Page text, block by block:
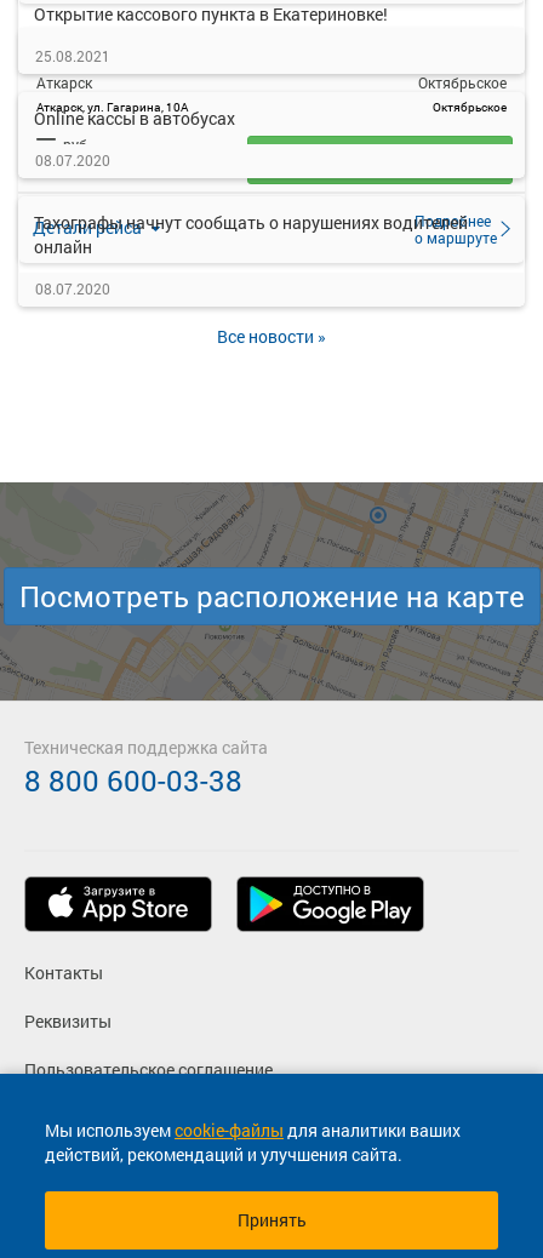
17:30
Аткарск
Аткарск, ул. Гагарина, 10А
Октябрьское
Октябрьское
Детали рейса
Подробнее
о маршруте
— руб.
Открытие кассового пункта в Екатериновке!
25.08.2021
Online кассы в автобусах
08.07.2020
Тахографы начнут сообщать о нарушениях водителей
онлайн
08.07.2020
Все новости »
Мы используемcookie-файлы для аналитики ваших
действий, рекомендаций и улучшения сайта.
Принять
Посмотреть расположение на карте
Контакты
Реквизиты
Пользовательское соглашение
Политика конфиденциальности
Согласие на маркетинговые сообщения
Техническая поддержка сайта
8 800 600-03-38
© 2013-2026, ООО "Капитал"- Онлайн сервис продажи